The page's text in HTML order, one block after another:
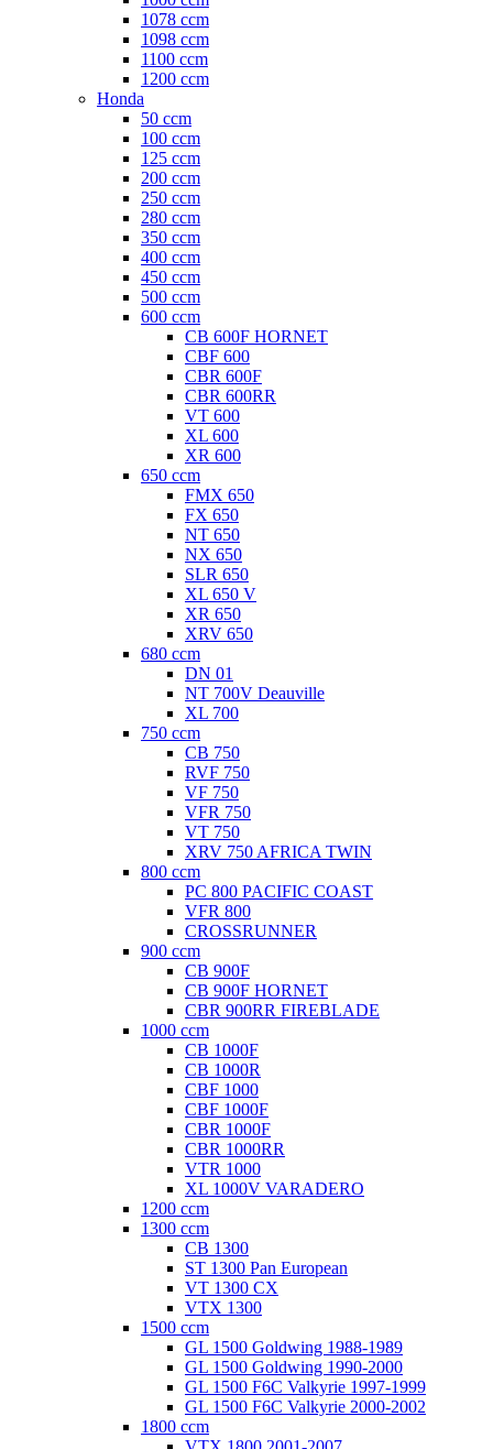
1078 ccm
1098 ccm
1100 ccm
1200 ccm
Honda
50 ccm
100 ccm
125 ccm
200 ccm
250 ccm
280 ccm
350 ccm
400 ccm
450 ccm
500 ccm
600 ccm
CB 600F HORNET
CBF 600
CBR 600F
CBR 600RR
VT 600
XL 600
XR 600
650 ccm
FMX 650
FX 650
NT 650
NX 650
SLR 650
XL 650 V
XR 650
XRV 650
680 ccm
DN 01
NT 700V Deauville
XL 700
750 ccm
CB 750
RVF 750
VF 750
VFR 750
VT 750
XRV 750 AFRICA TWIN
800 ccm
PC 800 PACIFIC COAST
VFR 800
CROSSRUNNER
900 ccm
CB 900F
CB 900F HORNET
CBR 900RR FIREBLADE
1000 ccm
CB 1000F
CB 1000R
CBF 1000
CBF 1000F
CBR 1000F
CBR 1000RR
VTR 1000
XL 1000V VARADERO
1200 ccm
1300 ccm
CB 1300
ST 1300 Pan European
VT 1300 CX
VTX 1300
1500 ccm
GL 1500 Goldwing 1988-1989
GL 1500 Goldwing 1990-2000
GL 1500 F6C Valkyrie 1997-1999
GL 1500 F6C Valkyrie 2000-2002
1800 ccm